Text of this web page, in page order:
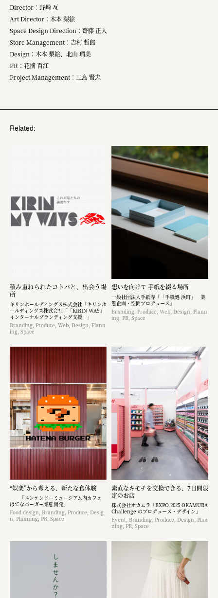
Director：野崎 亙
Art Director：木本 梨絵
Space Design Direction：齋藤 正人
Store Management：吉村 哲郎
Design：木本 梨絵、北山 瑠美
PR：花摘 百江
Project Management：三島 賢志
Related:
積み重ねられたコトバと、出会う場
所
キリンホールディングス株式会社「キリンホ
ールディングス株式会社「「KIRIN WAY」
インターナルブランディング支援」」
Branding, Produce, Web, Design, Plann
ing, Space
想いを向けて 手紙を綴る場所
一般社団法人手紙寺「「手紙処 浜町」 業
態企画・空間プロデュース」
Branding, Produce, Web, Design, Plann
ing, PR, Space
“娯楽”から考える、新たな食体験
「ニンテンドーミュージアム内カフェ
はてなバーガー業態開発」
Food design, Branding, Produce, Desig
n, Planning, PR, Space
素直なキモチを交換できる、7日間限
定のお店
株式会社オカムラ「EXPO 2025 OKAMURA
Challenge のプロデュース・デザイン」
Event, Branding, Produce, Design, Plan
ning, PR, Space